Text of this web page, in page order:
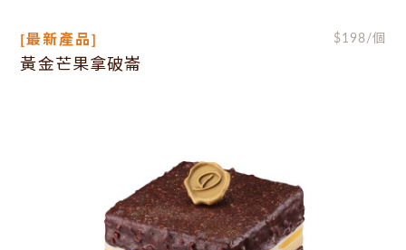
[最新產品] $198/個
黃金芒果拿破崙